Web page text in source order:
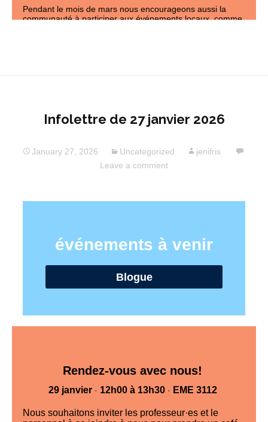
Infolettre de 27 janvier 2026
January 27, 2026 Uncategorized
jenifris
Leave a comment